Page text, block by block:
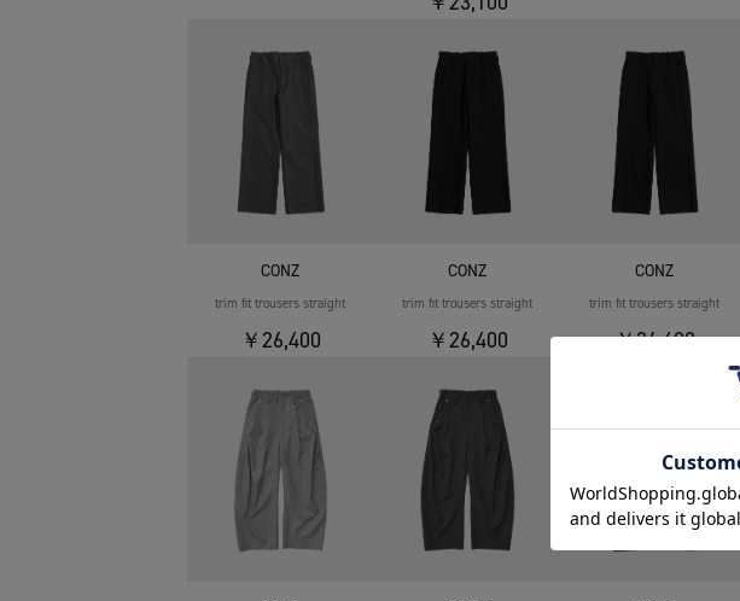
CONZ
trim fit trousers straight
￥26,400
CONZ
trim fit trousers straight
￥26,400
CONZ
trim fit trousers straight
￥26,400